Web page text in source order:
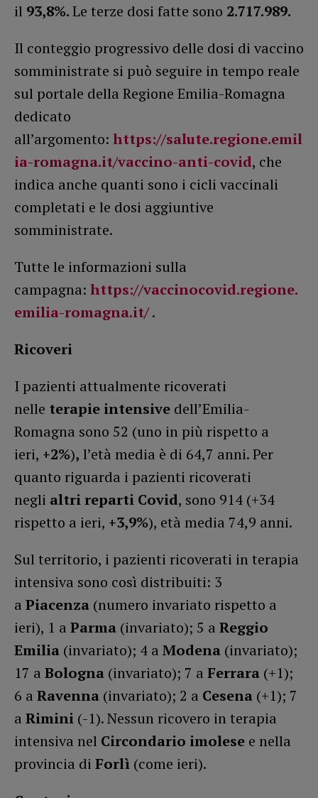
il 93,8%.Le terze dosi fatte sono 2.717.989.
Il conteggio progressivo delle dosi di vaccino
somministrate si può seguire in tempo reale
sul portale della Regione Emilia-Romagna
dedicato
all’argomento: https://salute.regione.emil
ia-romagna.it/vaccino-anti-covid, che
indica anche quanti sono i cicli vaccinali
completati e le dosi aggiuntive
somministrate.
Tutte le informazioni sulla
campagna: https://vaccinocovid.regione.
emilia-romagna.it/.
Ricoveri
I pazienti attualmente ricoverati
nelle terapie intensive dell’Emilia-
Romagna sono 52 (uno in più rispetto a
ieri, +2%), l’età media è di 64,7 anni. Per
quanto riguarda i pazienti ricoverati
negli altri reparti Covid, sono 914 (+34
rispetto a ieri, +3,9%), età media 74,9 anni.
Sul territorio, i pazienti ricoverati in terapia
intensiva sono così distribuiti: 3
a Piacenza (numero invariato rispetto a
ieri), 1 a Parma (invariato); 5 a Reggio
Emilia (invariato); 4 a Modena (invariato);
17 a Bologna (invariato); 7 a Ferrara (+1);
6 a Ravenna (invariato); 2 a Cesena (+1); 7
a Rimini (-1). Nessun ricovero in terapia
intensiva nel Circondario imolese e nella
provincia di Forlì (come ieri).